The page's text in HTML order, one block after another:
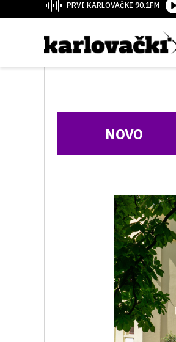
PRVI KARLOVAČKI 90.1FM
NOVO